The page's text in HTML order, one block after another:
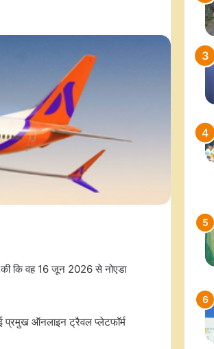
की कि वह 16 जून 2026 से नोएडा
प्रमुख ऑनलाइन ट्रैवल प्लेटफॉर्म